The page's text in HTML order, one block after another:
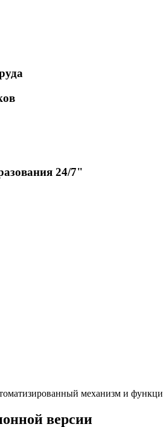
24/7"
механизм и
версии